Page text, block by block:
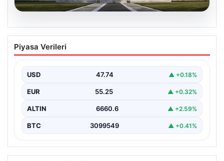
07.08.2026
FED faiz kararı ne zaman, saat kaçta?
Faiz beklentisi ne yönde? 2026 FED
Piyasa Verileri
USD 47.74 ▲ +0.18%
EUR 55.25 ▲ +0.32%
ALTIN 6660.6 ▲ +2.59%
BTC 3099549 ▲ +0.41%